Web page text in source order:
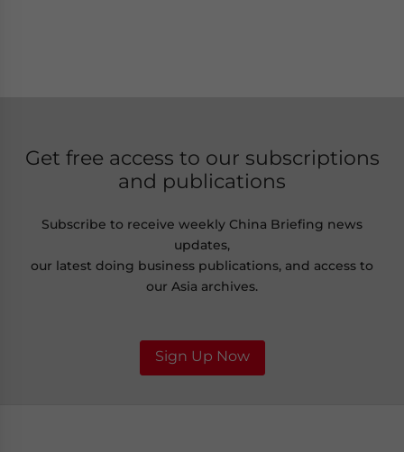
Get free access to our subscriptions
and publications
Subscribe to receive weekly China Briefing news
updates,
our latest doing business publications, and access to
our Asia archives.
Sign Up Now